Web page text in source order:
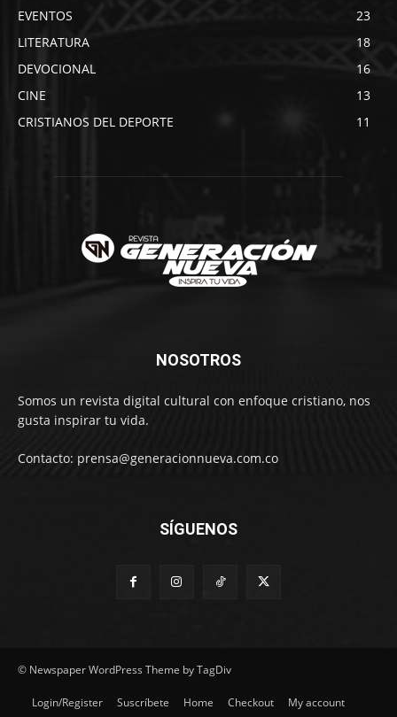
EVENTOS
23
LITERATURA
18
DEVOCIONAL
16
CINE
13
CRISTIANOS DEL DEPORTE
11
NOSOTROS
Somos un revista digital cultural con enfoque cristiano, nos
gusta inspirar tu vida.
Contacto: prensa@generacionnueva.com.co
SÍGUENOS
© Newspaper WordPress Theme by TagDiv
Login/Register Suscríbete Home Checkout
My account